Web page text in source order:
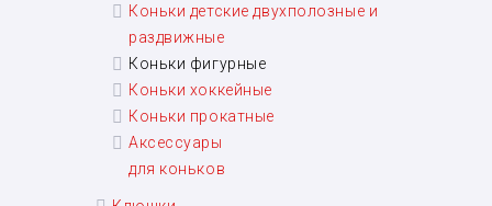
Коньки детские двухполозные и
раздвижные
Коньки фигурные
Коньки хоккейные
Коньки прокатные
Аксессуары
для коньков